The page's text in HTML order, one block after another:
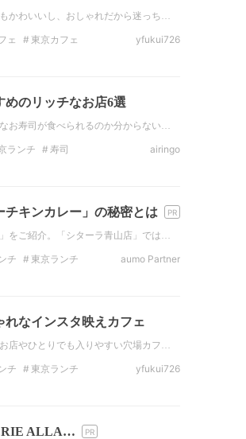
かわいいし、おしゃれだから迷っち…
ェ
東京カフェ
yfukui726
のリッチなお店6選
お寿司が食べられるのか分からない…
ランチ
寿司
airingo
チキンカレー」の秘密とは
をご紹介。「シターラ青山店」では…
チ
東京ランチ
aumo Partner
れなインスタ映えカフェ
店やひとりでも入りやすい穴場カフ…
チ
東京ランチ
yfukui726
ALLA…